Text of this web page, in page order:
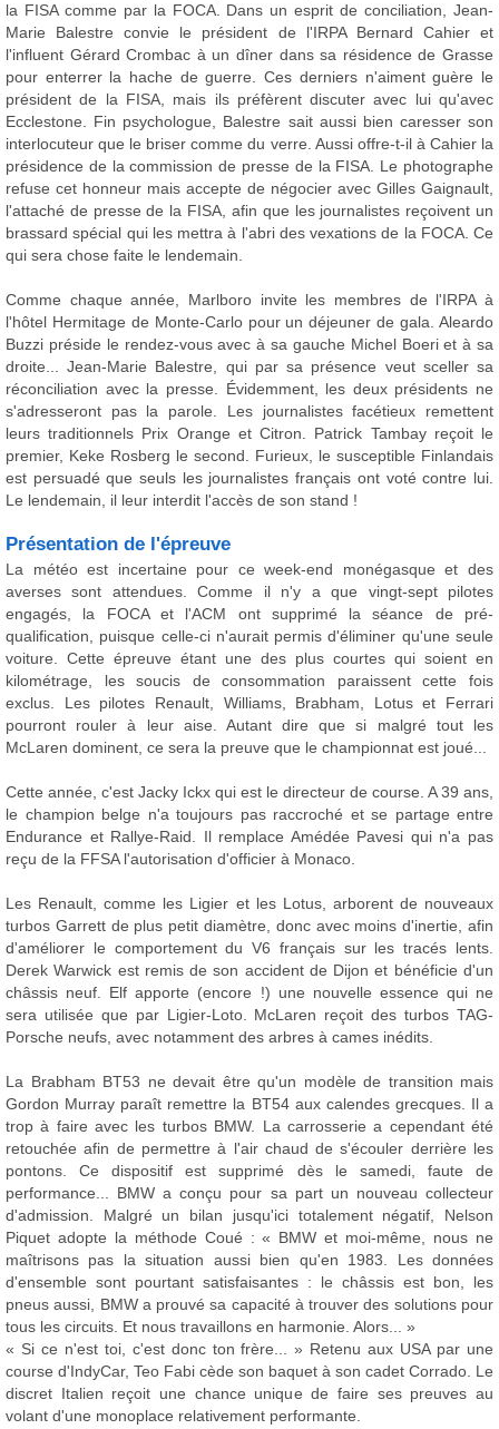
la FISA comme par la FOCA. Dans un esprit de conciliation, Jean-
Marie Balestre convie le président de l'IRPA Bernard Cahier et
l'influent Gérard Crombac à un dîner dans sa résidence de Grasse
pour enterrer la hache de guerre. Ces derniers n'aiment guère le
président de la FISA, mais ils préfèrent discuter avec lui qu'avec
Ecclestone. Fin psychologue, Balestre sait aussi bien caresser son
interlocuteur que le briser comme du verre. Aussi offre-t-il à Cahier la
présidence de la commission de presse de la FISA. Le photographe
refuse cet honneur mais accepte de négocier avec Gilles Gaignault,
l'attaché de presse de la FISA, afin que les journalistes reçoivent un
brassard spécial qui les mettra à l'abri des vexations de la FOCA. Ce
qui sera chose faite le lendemain.
Comme chaque année, Marlboro invite les membres de l'IRPA à
l'hôtel Hermitage de Monte-Carlo pour un déjeuner de gala. Aleardo
Buzzi préside le rendez-vous avec à sa gauche Michel Boeri et à sa
droite... Jean-Marie Balestre, qui par sa présence veut sceller sa
réconciliation avec la presse. Évidemment, les deux présidents ne
s'adresseront pas la parole. Les journalistes facétieux remettent
leurs traditionnels Prix Orange et Citron. Patrick Tambay reçoit le
premier, Keke Rosberg le second. Furieux, le susceptible Finlandais
est persuadé que seuls les journalistes français ont voté contre lui.
Le lendemain, il leur interdit l'accès de son stand !
Présentation de l'épreuve
La météo est incertaine pour ce week-end monégasque et des
averses sont attendues. Comme il n'y a que vingt-sept pilotes
engagés, la FOCA et l'ACM ont supprimé la séance de pré-
qualification, puisque celle-ci n'aurait permis d'éliminer qu'une seule
voiture. Cette épreuve étant une des plus courtes qui soient en
kilométrage, les soucis de consommation paraissent cette fois
exclus. Les pilotes Renault, Williams, Brabham, Lotus et Ferrari
pourront rouler à leur aise. Autant dire que si malgré tout les
McLaren dominent, ce sera la preuve que le championnat est joué...
Cette année, c'est Jacky Ickx qui est le directeur de course. A 39 ans,
le champion belge n'a toujours pas raccroché et se partage entre
Endurance et Rallye-Raid. Il remplace Amédée Pavesi qui n'a pas
reçu de la FFSA l'autorisation d'officier à Monaco.
Les Renault, comme les Ligier et les Lotus, arborent de nouveaux
turbos Garrett de plus petit diamètre, donc avec moins d'inertie, afin
d'améliorer le comportement du V6 français sur les tracés lents.
Derek Warwick est remis de son accident de Dijon et bénéficie d'un
châssis neuf. Elf apporte (encore !) une nouvelle essence qui ne
sera utilisée que par Ligier-Loto. McLaren reçoit des turbos TAG-
Porsche neufs, avec notamment des arbres à cames inédits.
La Brabham BT53 ne devait être qu'un modèle de transition mais
Gordon Murray paraît remettre la BT54 aux calendes grecques. Il a
trop à faire avec les turbos BMW. La carrosserie a cependant été
retouchée afin de permettre à l'air chaud de s'écouler derrière les
pontons. Ce dispositif est supprimé dès le samedi, faute de
performance... BMW a conçu pour sa part un nouveau collecteur
d'admission. Malgré un bilan jusqu'ici totalement négatif, Nelson
Piquet adopte la méthode Coué : « BMW et moi-même, nous ne
maîtrisons pas la situation aussi bien qu'en 1983. Les données
d'ensemble sont pourtant satisfaisantes : le châssis est bon, les
pneus aussi, BMW a prouvé sa capacité à trouver des solutions pour
tous les circuits. Et nous travaillons en harmonie. Alors... »
« Si ce n'est toi, c'est donc ton frère... » Retenu aux USA par une
course d'IndyCar, Teo Fabi cède son baquet à son cadet Corrado. Le
discret Italien reçoit une chance unique de faire ses preuves au
volant d'une monoplace relativement performante.